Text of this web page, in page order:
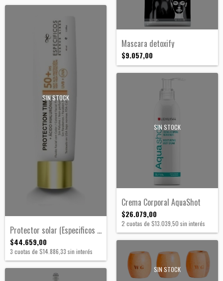
SIN STOCK
Protector solar (Especificos Buenos Aire...
$44.659,00
3 cuotas de $14.886,33 sin interés
Mascara detoxify
$9.057,00
SIN STOCK
Crema Corporal AquaShot
$26.079,00
2 cuotas de $13.039,50 sin interés
SIN STOCK